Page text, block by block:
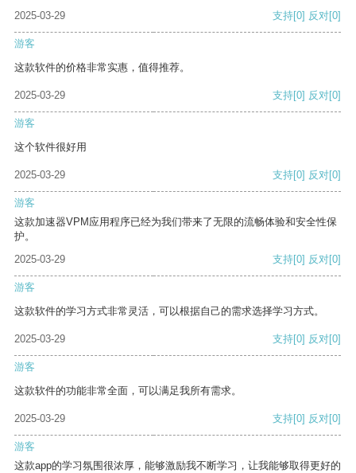
2025-03-29
支持[0] 反对[0]
游客
这款软件的价格非常实惠，值得推荐。
2025-03-29 支持[0] 反对[0]
游客
这个软件很好用
2025-03-29 支持[0] 反对[0]
游客
这款加速器VPM应用程序已经为我们带来了无限的流畅体验和安全性保
护。
2025-03-29
支持[0] 反对[0]
游客
这款软件的学习方式非常灵活，可以根据自己的需求选择学习方式。
2025-03-29 支持[0] 反对[0]
游客
这款软件的功能非常全面，可以满足我所有需求。
2025-03-29 支持[0] 反对[0]
游客
这款app的学习氛围很浓厚，能够激励我不断学习，让我能够取得更好的